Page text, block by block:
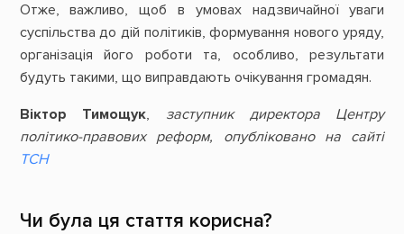
Отже, важливо, щоб в умовах надзвичайної уваги
суспільства до дій політиків, формування нового уряду,
організація його роботи та, особливо, результати
будуть такими, що виправдають очікування громадян.
Віктор Тимощук, заступник директора Центру
політико-правових реформ, опубліковано на сайті
ТСН
Чи була ця стаття корисна?